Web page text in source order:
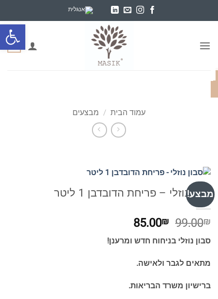
פתח
0
עמוד הבית / מבצעים
מבצע!
סבון נוזלי – פריחת הדובדבן 1 ליטר
99.00₪ המחיר
המקורי
היה:
99.00₪.
85.00₪
הנוכחי
הוא:
סבון נוזלי בניחוח חדש ומרענן!
מתאים לגבר ולאישה.
ברישיון משרד הבריאות.